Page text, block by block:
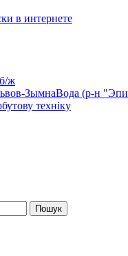
в интернете
ж
ЗымнаВода (р-н
техніку